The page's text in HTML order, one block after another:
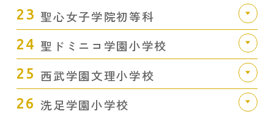
23 聖心女子学院初等科
24 聖ドミニコ学園小学校
25 西武学園文理小学校
26 洗足学園小学校